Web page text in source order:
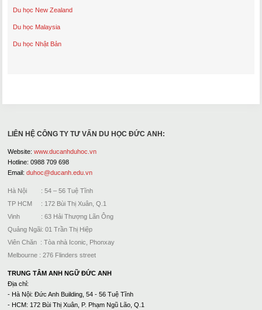
Du học New Zealand
Du học Malaysia
Du học Nhật Bản
LIÊN HỆ CÔNG TY TƯ VẤN DU HỌC ĐỨC ANH:
Website: www.ducanhduhoc.vn
Hotline: 0988 709 698
Email: duhoc@ducanh.edu.vn
Hà Nội : 54 – 56 Tuệ Tĩnh
TP HCM : 172 Bùi Thị Xuân, Q.1
Vinh : 63 Hải Thượng Lãn Ông
Quảng Ngãi: 01 Trần Thị Hiệp
Viên Chăn : Tòa nhà Iconic, Phonxay
Melbourne : 276 Flinders street
TRUNG TÂM ANH NGỮ ĐỨC ANH
Địa chỉ:
- Hà Nội: Đức Anh Building, 54 - 56 Tuệ Tĩnh
- HCM: 172 Bùi Thị Xuân, P. Phạm Ngũ Lão, Q.1